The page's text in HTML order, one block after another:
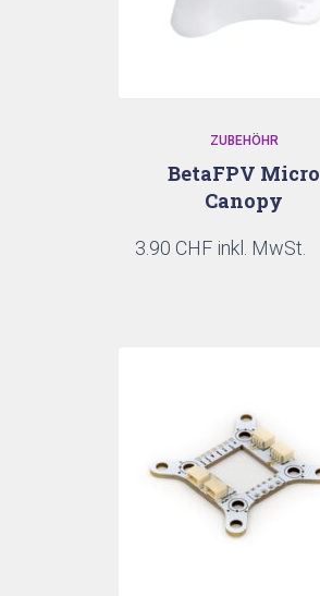
ZUBEHÖHR
BetaFPV Micro
Canopy
3.90 CHF inkl. MwSt.